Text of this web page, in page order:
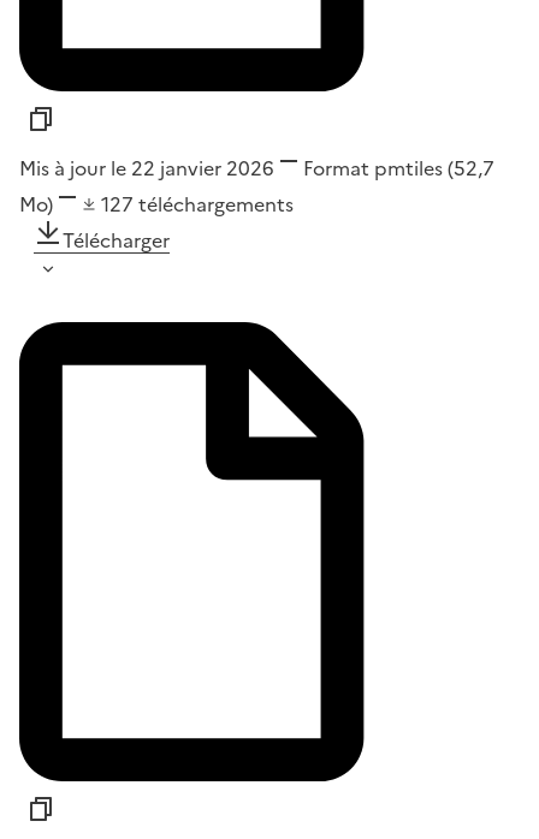
Mis à jour le 22 janvier 2026 Format pmtiles(52,7
Mo)
127 téléchargements
Télécharger